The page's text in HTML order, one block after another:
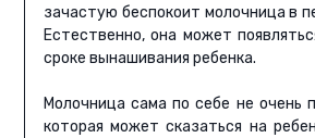
зачастую беспокоит молочница в
Естественно, она может
сроке вынашивания ребенка.
Молочница сама по себе не очень
которая может сказаться на